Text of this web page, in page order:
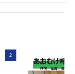
2